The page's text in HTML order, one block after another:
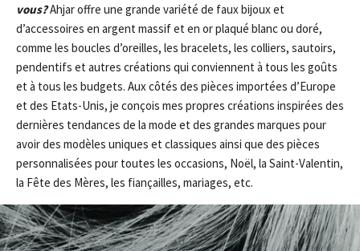
vous?Ahjar offre une grande variété de faux bijoux et
d’accessoires en argent massif et en or plaqué blanc ou doré,
comme les boucles d’oreilles, les bracelets, les colliers, sautoirs,
pendentifs et autres créations qui conviennent à tous les goûts
et à tous les budgets. Aux côtés des pièces importées d’Europe
et des Etats-Unis, je conçois mes propres créations inspirées des
dernières tendances de la mode et des grandes marques pour
avoir des modèles uniques et classiques ainsi que des pièces
personnalisées pour toutes les occasions, Noël, la Saint-Valentin,
la Fête des Mères, les fiançailles, mariages, etc.